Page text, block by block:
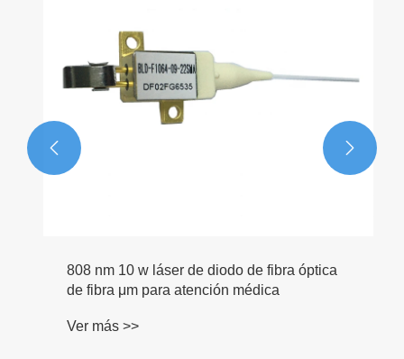
808 nm 10 w láser de diodo de fibra óptica
de fibra μm para atención médica
Ver más >>
 